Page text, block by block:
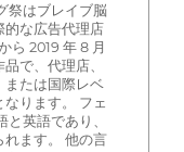
祭はブレイブ脳
的な広告代理店
ら 2019 年 8 月
で、代理店、
または国際レベ
ります。 フェ
英語であり、
れます。 他の言